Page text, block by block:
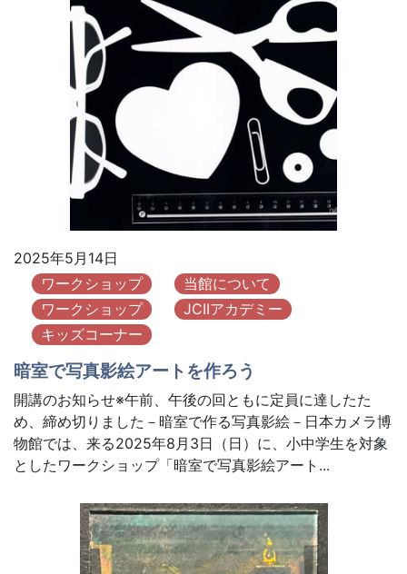
2025年5月14日
ワークショップ
当館について
ワークショップ
JCIIアカデミー
キッズコーナー
暗室で写真影絵アートを作ろう
開講のお知らせ※午前、午後の回ともに定員に達したた
め、締め切りました－暗室で作る写真影絵－日本カメラ博
物館では、来る2025年8月3日（日）に、小中学生を対象
としたワークショップ「暗室で写真影絵アート...